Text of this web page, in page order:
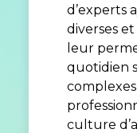
d’experts
diverses
leur
quotidien
culture